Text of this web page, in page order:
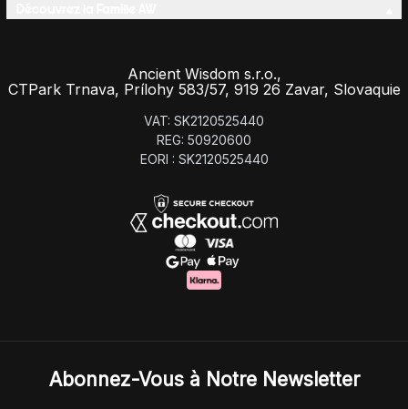
Ancient Wisdom s.r.o.,
CTPark Trnava, Prílohy 583/57, 919 26 Zavar, Slovaquie
VAT: SK2120525440
REG: 50920600
EORI : SK2120525440
Abonnez-Vous à Notre Newsletter